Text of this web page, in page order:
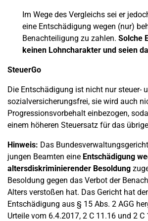
Im Wege des Vergleichs sei er
eine Entschädigung wegen (nur)
Benachteiligung zu zahlen. Solche
keinen Lohncharakter und seien
SteuerGo
Die Entschädigung ist nicht nur steuer-
sozialversicherungsfrei, sie wird auch
Progressionsvorbehalt einbezogen,
einem höheren Steuersatz für das
Hinweis: Das
jungen Beamten eine Entschädigung
altersdiskriminierender Besoldung
Besoldung gegen das Verbot der
Alters verstoßen hat. Das Gericht hat
Entschädigung aus § 15 Abs. 2 AGG
Urteile vom 6.4.2017, 2 C 11.16 und 2 C